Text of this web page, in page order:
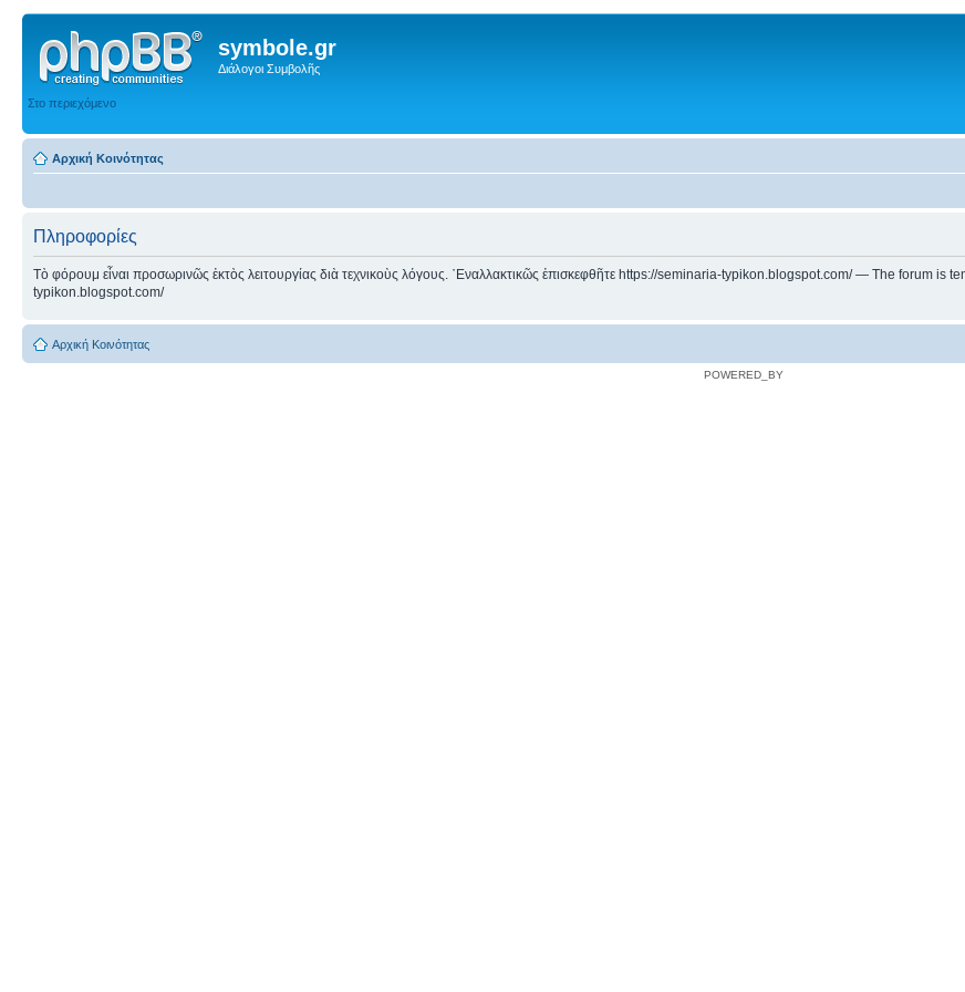
symbole.gr
Διάλογοι Συμβολῆς
Στο περιεχόμενο
Αρχική Κοινότητας
Πληροφορίες
Τὸ φόρουμ εἶναι προσωρινῶς ἐκτὸς λειτουργίας διὰ τεχνικοὺς λόγους. ᾿Εναλλακτικῶς ἐπισκεφθῆτε https://seminaria-typikon.blogspot.com/ — The
typikon.blogspot.com/
Αρχική Κοινότητας
POWERED_BY